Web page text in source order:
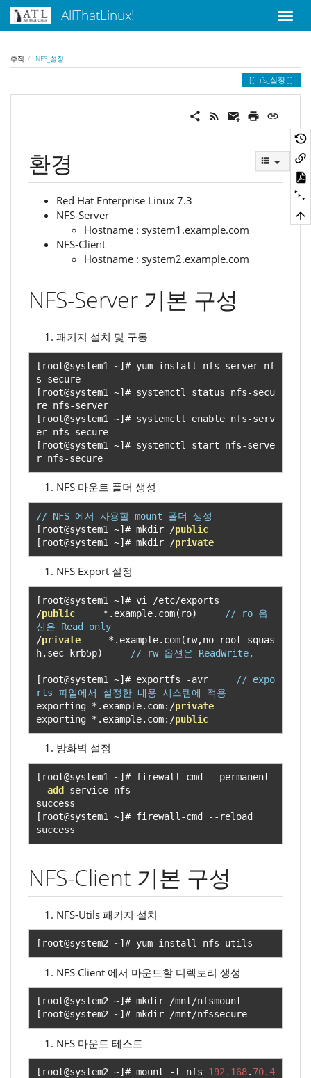
AllThatLinux!
추적 NFS_설정
nfs_설정
환경
Red Hat Enterprise Linux 7.3
NFS-Server
Hostname : system1.example.com
NFS-Client
Hostname : system2.example.com
NFS-Server 기본 구성
패키지 설치 및 구동
[ root@system1 ~]# yum install nfs-server nf
s-
[ root@system1 ~]# systemctl status nfs-secu
re nfs-
[ root@system1 ~]# systemctl enable nfs-serv
er nfs-
[ root@system1 ~]# systemctl start nfs-serve
r nfs-secure
NFS 마운트 폴더 생성
// NFS 에서 사용할 mount 폴더 생성
[ root@system1 ~]# mkdir /public
[ root@system1 ~]# mkdir /private
NFS Export 설정
[ root@system1 ~]# vi /etc/
/public *. example. com( ro)
// ro 옵
션은 Read only
/private *. example. com( rw,no_root_squas
h,sec=krb5p) // rw 옵션은 ReadWrite,
[ root@system1 ~]# exportfs -avr
// expo
rts 파일에서 설정한 내용 시스템에 적용
exporting *. example. com:/private
exporting *. example. com:/public
방화벽 설정
[ root@system1 ~]# firewall -cmd --
--add-service=nfs
[ root@system1 ~]# firewall -cmd -- reload
success
NFS-Client 기본 구성
NFS-Utils 패키지 설치
[ root@system2 ~]# yum install nfs-utils
NFS Client 에서 마운트할 디렉토리 생성
[ root@system2 ~]# mkdir /mnt/
[ root@system2 ~]# mkdir /mnt/nfssecure
NFS 마운트 테스트
[ root@system2 ~]# mount -t nfs 192.168. 70.4